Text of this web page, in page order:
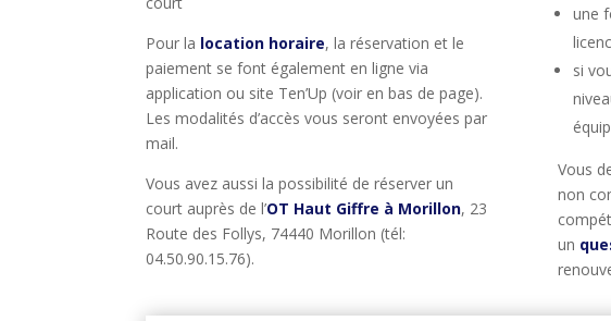
Pour la location horaire, la réservation et le
paiement se font également en ligne via
application ou site Ten’Up (voir en bas de page).
Les modalités d’accès vous seront envoyées par
mail.
Vous avez aussi la possibilité de réserver un
court auprès de l’OT Haut Giffre à Morillon, 23
Route des Follys, 74440 Morillon (tél:
04.50.90.15.76).
une
si
Vous
non
un